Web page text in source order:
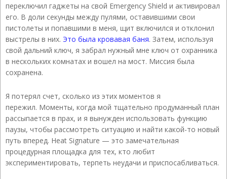
переключил гаджеты на свой Emergency Shield и активировал
его. В доли секунды между пулями, оставившими свои
пистолеты и попавшими в меня, щит включился и отклонил
выстрелы в них. Это была кровавая баня. Затем, используя
свой дальний ключ, я забрал нужный мне ключ от охранника
в нескольких комнатах и ​​вошел на мост. Миссия была
сохранена.
Я потерял счет, сколько из этих моментов я
пережил. Моменты, когда мой тщательно продуманный план
рассыпается в прах, и я вынужден использовать функцию
паузы, чтобы рассмотреть ситуацию и найти какой-то новый
путь вперед. Heat Signature — это замечательная
процедурная площадка для тех, кто любит
экспериментировать, терпеть неудачи и приспосабливаться.